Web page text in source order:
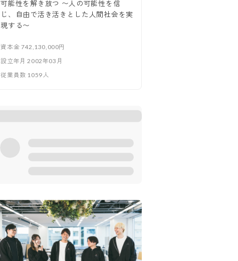
可能性を解き放つ 〜人の可能性を信
じ、自由で活き活きとした人間社会を実
現する〜
資本金 742,130,000円
設立年月 2002年03月
従業員数 1059 人